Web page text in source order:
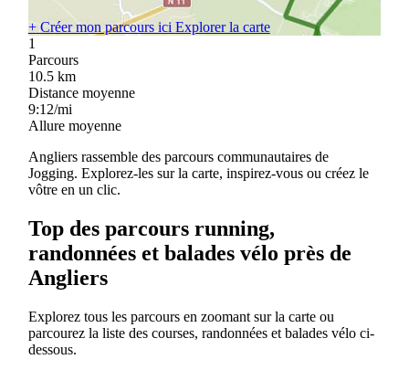
+Créer mon parcours ici Explorer la carte
1
Parcours
10.5 km
Distance moyenne
9:12/mi
Allure moyenne
Angliers rassemble des parcours communautaires de
Jogging. Explorez-les sur la carte, inspirez-vous ou créez le
vôtre en un clic.
Top des parcours running,
randonnées et balades vélo près de
Angliers
Explorez tous les parcours en zoomant sur la carte ou
parcourez la liste des courses, randonnées et balades vélo ci-
dessous.